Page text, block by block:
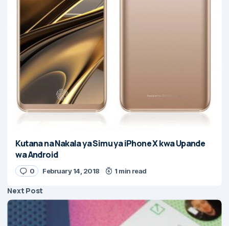
Kutana na Nakala ya Simu ya iPhone X kwa Upande
wa Android
0 February 14, 2018 1 min read
Next Post